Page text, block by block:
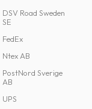
DSV Road Sweden
SE
FedEx
Ntex AB
PostNord Sverige
AB
UPS